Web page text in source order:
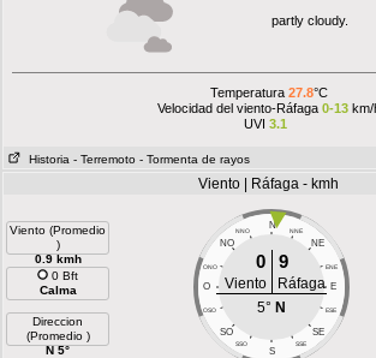
partly cloudy.
Temperatura 27.8°C
Velocidad del viento-Ráfaga 0-13km/
UVI 3.1
Historia - Terremoto - Tormenta de rayos
Viento | Ráfaga - kmh
Viento (Promedio
)
0.9 kmh
0 Bft
Calma
Direccion
(Promedio )
N 5°
N
NNO NNE
NO NE
ONO ENE
O E
OSO ESE
SO SE
SSO SSE
S
0 9
Viento
Ráfaga
5° N